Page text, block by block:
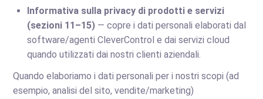
Informativa sulla privacy di prodotti e servizi
(sezioni 11–15) — copre i dati personali elaborati dal
software/agenti CleverControl e dai servizi cloud
quando utilizzati dai nostri clienti aziendali.
Quando elaboriamo i dati personali per i nostri scopi (ad
esempio, analisi del sito, vendite/marketing)